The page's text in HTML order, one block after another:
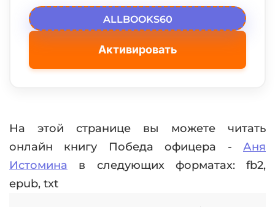
ALLBOOKS60
Активировать
На этой странице вы можете читать
онлайн книгу Победа офицера - Аня
Истомина в следующих форматах: fb2,
epub, txt